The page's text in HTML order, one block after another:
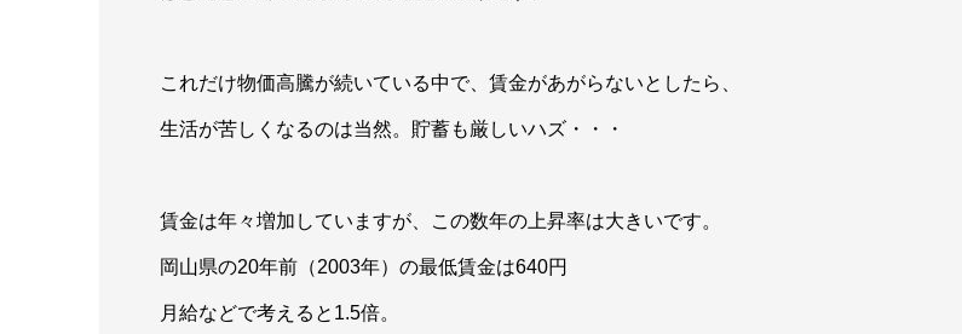
これだけ物価高騰が続いている中で、賃金があがらないとしたら、
生活が苦しくなるのは当然。貯蓄も厳しいハズ・・・
賃金は年々増加していますが、この数年の上昇率は大きいです。
岡山県の20年前（2003年）の最低賃金は640円
月給などで考えると1.5倍。